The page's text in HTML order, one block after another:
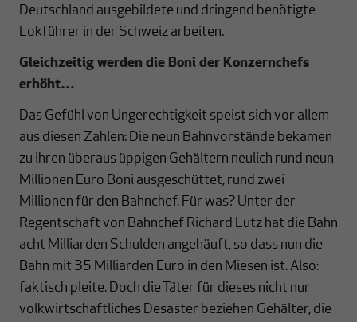
Deutschland ausgebildete und dringend benötigte
Lokführer in der Schweiz arbeiten.
Gleichzeitig werden die Boni der Konzernchefs
erhöht…
Das Gefühl von Ungerechtigkeit speist sich vor allem
aus diesen Zahlen: Die neun Bahnvorstände bekamen
zu ihren überaus üppigen Gehältern neulich rund neun
Millionen Euro Boni ausgeschüttet, rund zwei
Millionen für den Bahnchef. Für was? Unter der
Regentschaft von Bahnchef Richard Lutz hat die Bahn
acht Milliarden Schulden angehäuft, so dass nun die
Bahn mit 35 Milliarden Euro in den Miesen ist. Also:
faktisch pleite. Doch die Täter für dieses nicht nur
volkwirtschaftliches Desaster beziehen Gehälter, die